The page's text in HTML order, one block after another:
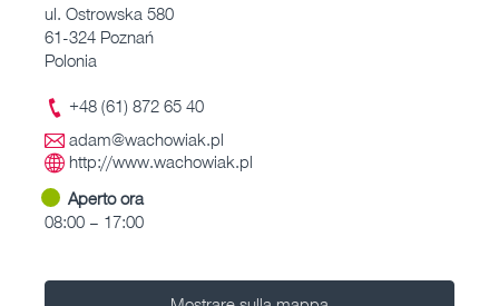
ul. Ostrowska 580
61-324 Poznań
Polonia
+48 (61) 872 65 40
adam@wachowiak.pl
http://www.wachowiak.pl
Aperto ora
08:00 – 17:00